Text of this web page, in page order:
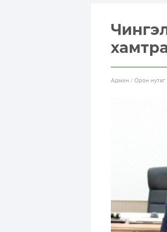
Aдмин / Орон нутаг